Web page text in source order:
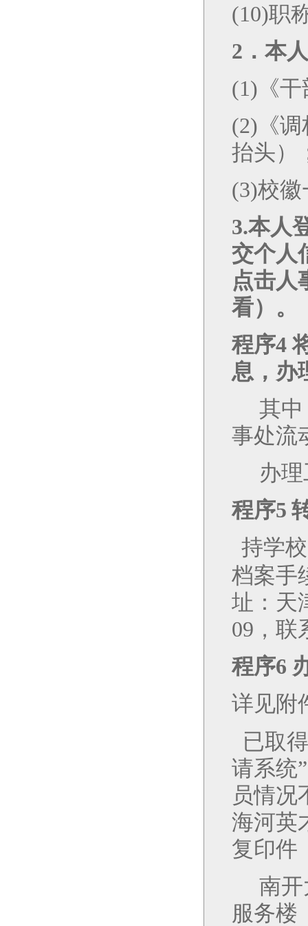
(10)职
2 ．本
(1) 《
(2) 《
抬头）
(3)校徽
3.本人
交个人
点击人
看）。
程序4
息，办
其
事处流
办
程序5
持学
档案手
址：天
09，联
程序6
详见附
已取
请系统
员情况
海河英
复印件
南
服务楼